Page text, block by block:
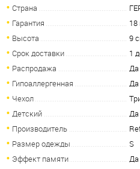
Страна
Гарантия
18
Высота
9
Срок доставки
1
Распродажа
Да
Гипоаллергенная
Да
Чехол
Детский
Да
Производитель
Размер одежды
S
Эффект памяти
Да